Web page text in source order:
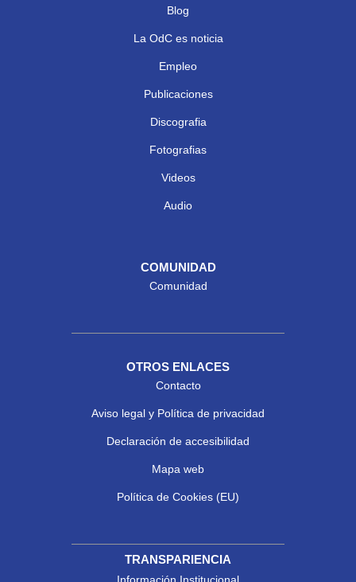
Blog
La OdC es noticia
Empleo
Publicaciones
Discografia
Fotografias
Videos
Audio
COMUNIDAD
Comunidad
OTROS ENLACES
Contacto
Aviso legal y Política de privacidad
Declaración de accesibilidad
Mapa web
Política de Cookies (EU)
TRANSPARIENCIA